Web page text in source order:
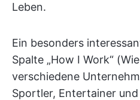
Leben.
Ein besonders
Spalte „How I Work“
verschiedene
Sportler, Entertainer